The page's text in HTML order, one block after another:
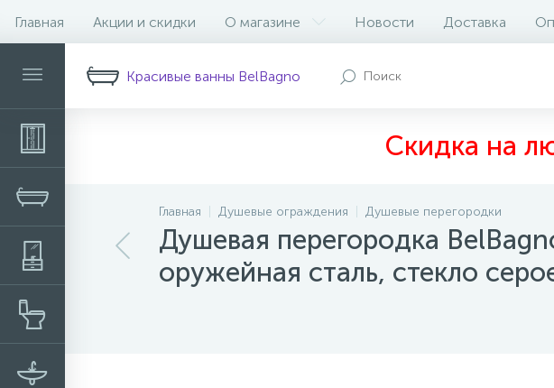
Главная Акции и скидки О магазине Новости Доставка
Красивые ванны BelBagno
Скидка на
Главная Душевые ограждения Душевые перегородки
Душевая перегородка
оружейная сталь, стекло
Описание Характеристики Наличие на складе